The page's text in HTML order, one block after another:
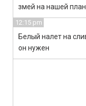
змей на нашей
12:15 pm
Белый налет на
он нужен